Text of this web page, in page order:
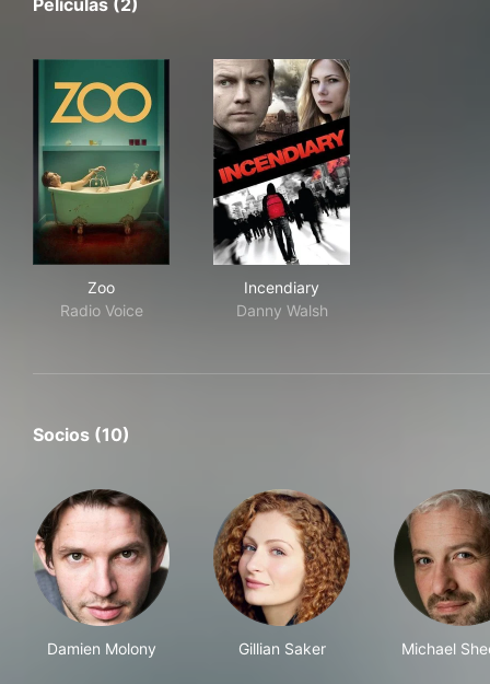
Películas (2)
Zoo
Radio Voice
Incendiary
Danny Walsh
Socios (10)
Damien Molony Gillian Saker Michael